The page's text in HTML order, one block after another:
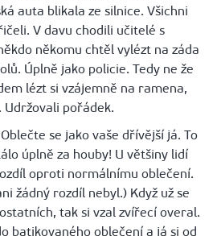
auta blikala ze silnice. Všichni
V davu chodili učitelé s
někomu chtěl vylézt na záda
Úplně jako policie. Tedy ne že
lézt si vzájemně na ramena,
pořádek.
se jako vaše dřívější já. To
úplně za houby! U většiny lidí
oproti normálnímu oblečení.
žádný rozdíl nebyl.) Když už se
tak si vzal zvířecí overal.
batikovaného oblečení a já si od